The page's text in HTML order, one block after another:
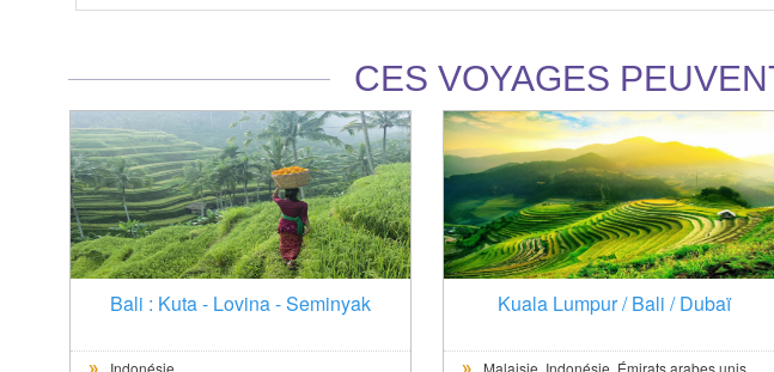
CES VOYAGES
Bali : Kuta - Lovina - Seminyak
Indonésie
Kuala Lumpur / Bali / Dubaï
Malaisie, Indonésie, Émirats arabes unis